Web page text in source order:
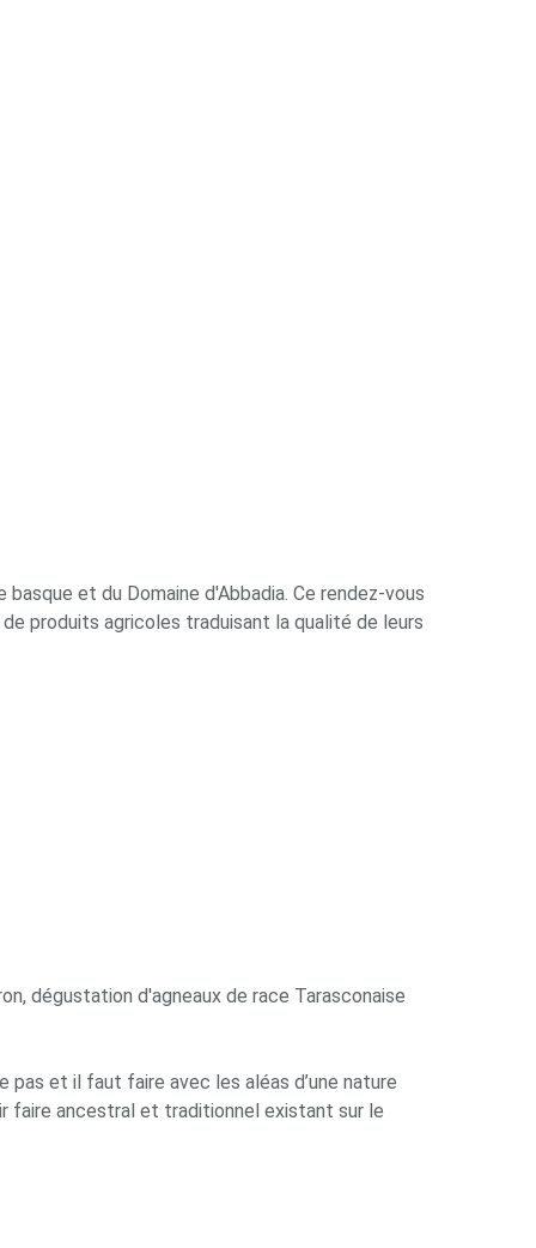
et du Domaine d'Abbadia. Ce rendez-vous
produits agricoles traduisant la qualité de leurs
dégustation d'agneaux de race Tarasconaise
pas et il faut faire avec les aléas d’une nature
faire ancestral et traditionnel existant sur le